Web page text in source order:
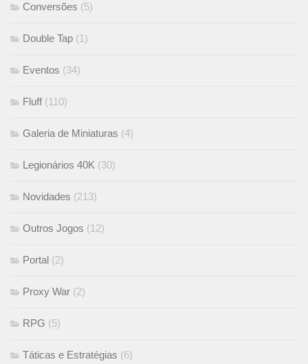
Conversões (5)
Double Tap (1)
Eventos (34)
Fluff (110)
Galeria de Miniaturas (4)
Legionários 40K (30)
Novidades (213)
Outros Jogos (12)
Portal (2)
Proxy War (2)
RPG (5)
Táticas e Estratégias (6)